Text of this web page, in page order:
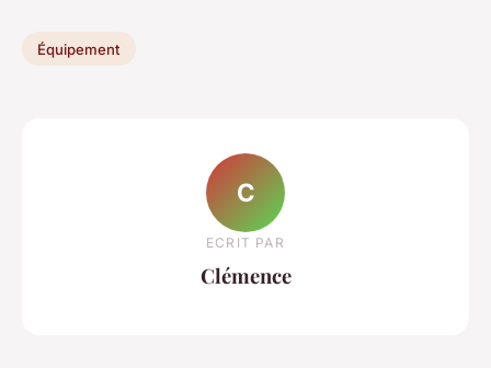
Équipement
C
ECRIT PAR
Clémence